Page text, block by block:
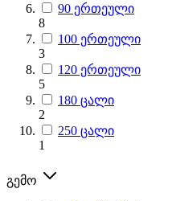
90 ერთეული
8
100 ერთეული
3
120 ერთეული
5
180 ცალი
2
250 ცალი
1
გემო